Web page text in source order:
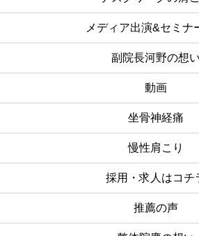
メディア出演&セミナ
副院長河野の想い
動画
坐骨神経痛
慢性肩こり
採用・求人はコチ
推薦の声